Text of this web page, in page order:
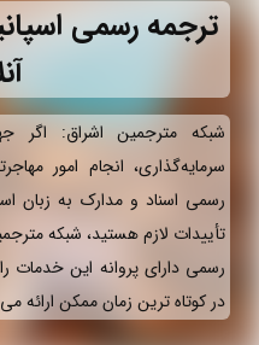
ترجمه رسمی
شبکه مترجمین اشراق: اگر
سرمایه‌گذاری، انجام امور
رسمی اسناد و مدارک به زبان
تأییدات لازم هستید، شبکه
رسمی دارای پروانه این خدمات
در کوتاه ترین زمان ممکن ارائه